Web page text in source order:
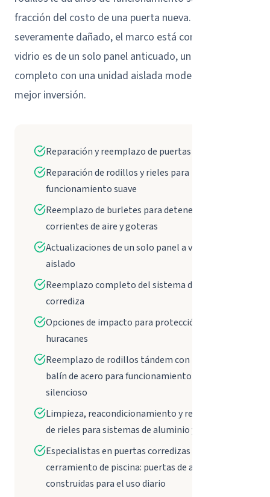
fracción del costo de una puerta nueva. Si el riel está
severamente dañado, el marco está combado, o el
vidrio es de un solo panel anticuado, un reemplazo
completo con una unidad aislada moderna es la
mejor inversión.
Reparación y reemplazo de puertas corredizas
Reparación de rodillos y rieles para
funcionamiento suave
Reemplazo de burletes para detener
corrientes de aire y goteras
Actualizaciones de un solo panel a vidrio
aislado
Reemplazo completo del sistema de puerta
corrediza
Opciones de impacto para protección contra
huracanes
Reemplazo de rodillos tándem con ruedas de
balín de acero para funcionamiento suave y
silencioso
Limpieza, reacondicionamiento y reemplazo
de rieles para sistemas de aluminio y vinilo
Especialistas en puertas corredizas de lanai y
cerramiento de piscina: puertas de alto tráfico
construidas para el uso diario